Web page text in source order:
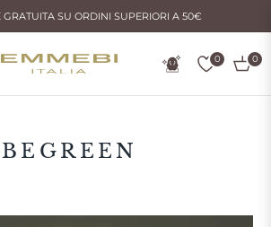
GRATUITA SU ORDINI SUPERIORI A 50€
0 0
COLLEZIONE:
BEGREEN